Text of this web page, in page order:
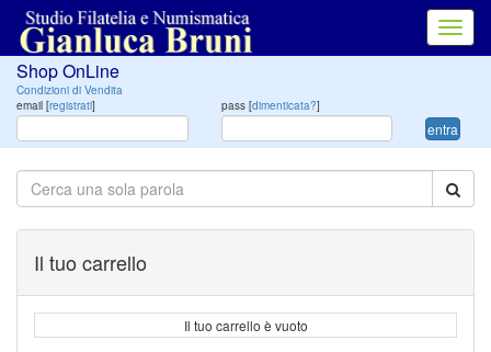
Shop OnLine
Condizioni di Vendita
email [registrati] pass [dimenticata?]
entra
Il tuo carrello
Il tuo carrello è vuoto